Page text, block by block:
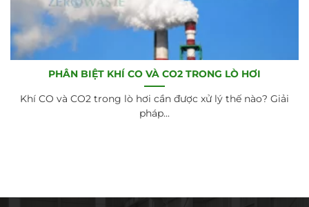
PHÂN BIỆT KHÍ CO VÀ CO2 TRONG LÒ HƠI
Khí CO và CO2 trong lò hơi cần được xử lý thế nào? Giải
pháp...